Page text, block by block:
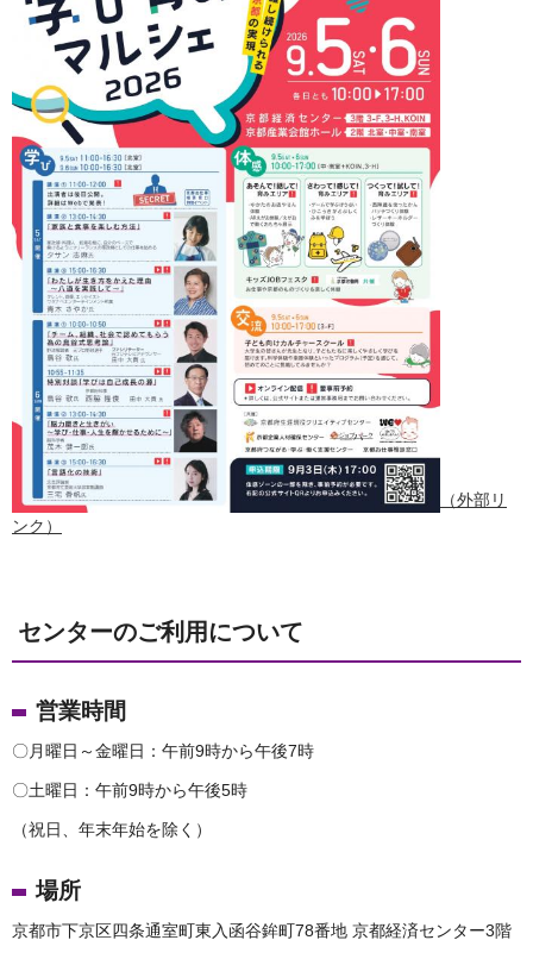
（外部リ
ンク）
センターのご利用について
営業時間
〇月曜日～金曜日：午前9時から午後7時
〇土曜日：午前9時から午後5時
（祝日、年末年始を除く）
場所
京都市下京区四条通室町東入函谷鉾町78番地 京都経済センター3階